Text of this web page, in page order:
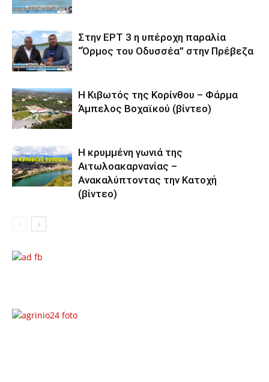
Στην ΕΡΤ 3 η υπέροχη παραλία
“Όρμος του Οδυσσέα” στην Πρέβεζα
Η Κιβωτός της Κορίνθου – Φάρμα
Άμπελος Βοχαϊκού (βίντεο)
Η κρυμμένη γωνιά της
Αιτωλοακαρνανίας –
Ανακαλύπτοντας την Κατοχή
(βίντεο)